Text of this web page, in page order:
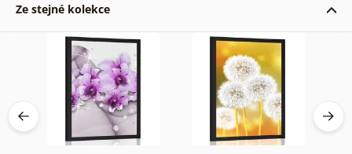
Ze stejné kolekce